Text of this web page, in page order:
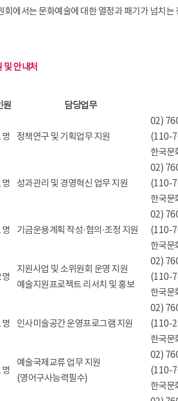
회에서는 문화예술에 대한 열정과 패기가 넘치는
및 안내처
원 담당업무
정책연구 및 기획업무 지원
02)
(110-
한국문
성과관리 및 경영혁신 업무 지원
02)
(110-
한국문
기금운용계획 작성·협의·조정 지원
02)
(110-
한국문
지원사업 및 소위원회 운영 지원
예술지원프로젝트 리서치 및 홍보
02)
(110-
한국문
인사미술공간 운영프로그램 지원
02)
(110-
한국문
예술국제교류 업무 지원
(영어구사능력필수)
02)
(110-
한국문